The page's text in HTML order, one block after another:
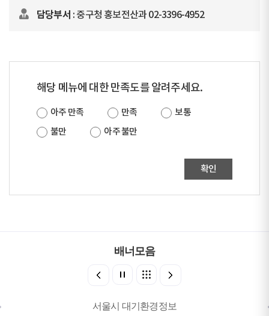
담당부서 : 중구청 홍보전산과 02-3396-4952
해당 메뉴에 대한 만족도를 알려주세요.
아주 만족 만족
보통
불만
아주 불만
확인
배너모음
서울시 대기환경정보